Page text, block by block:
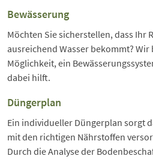
Bewässerung
Möchten Sie sicherstellen, dass Ihr
ausreichend Wasser bekommt?
Möglichkeit, ein
dabei hilft.
Düngerplan
Ein individueller Düngerplan sorgt
mit den richtigen Nährstoffen
Durch die Analyse der